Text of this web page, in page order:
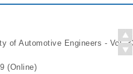
of Automotive Engineers - Vol.
(Online)